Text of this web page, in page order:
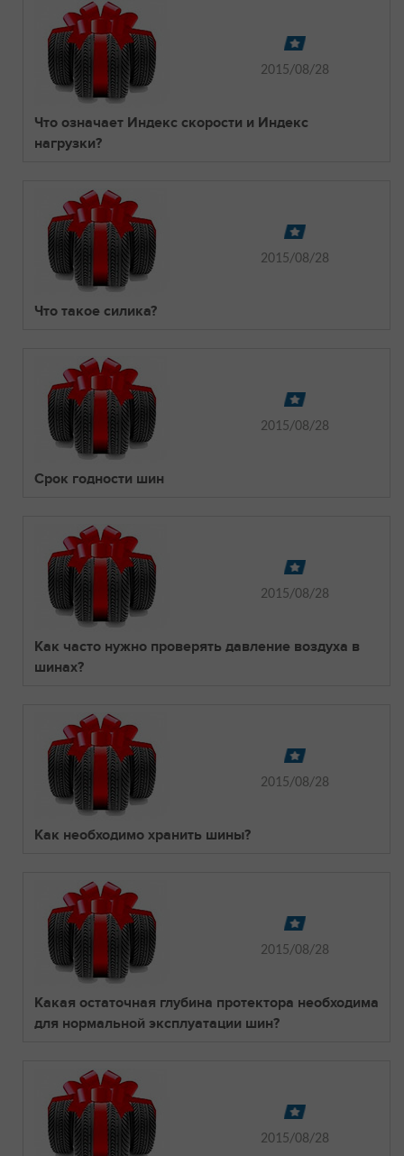
2015/08/28
Что означает Индекс скорости и Индекс
нагрузки?
2015/08/28
Что такое силика?
2015/08/28
Срок годности шин
2015/08/28
Как часто нужно проверять давление воздуха в
шинах?
2015/08/28
Как необходимо хранить шины?
2015/08/28
Какая остаточная глубина протектора необходима
для нормальной эксплуатации шин?
2015/08/28